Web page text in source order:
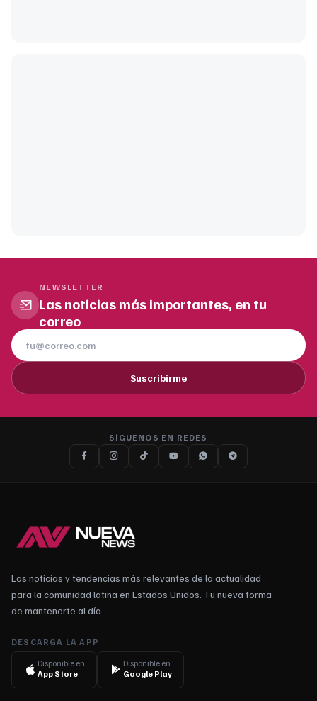
NEWSLETTER
Las noticias más importantes, en tu
correo
Suscribirme
SÍGUENOS EN REDES
Las noticias y tendencias más relevantes de la actualidad
para la comunidad latina en Estados Unidos. Tu nueva forma
de mantenerte al día.
DESCARGA LA APP
Disponible en
App Store
Disponible en
Google Play